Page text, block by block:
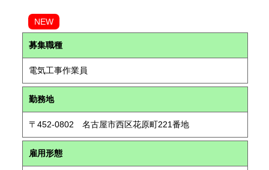
NEW
募集職種
電気工事作業員
勤務地
〒452-0802 名古屋市西区花原町221番地
雇用形態